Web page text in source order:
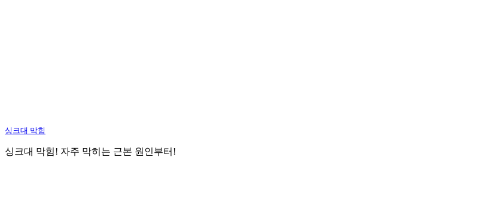
싱크대 막힘
싱크대 막힘! 자주 막히는 근본 원인부터!